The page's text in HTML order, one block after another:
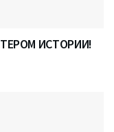
ИСТОРИИ!